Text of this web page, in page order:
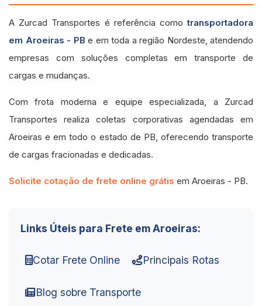
A Zurcad Transportes é referência comotransportadora
em Aroeiras - PB e em toda a região Nordeste, atendendo
empresas com soluções completas em transporte de
cargas e mudanças.
Com frota moderna e equipe especializada, a Zurcad
Transportes realiza coletas corporativas agendadas em
Aroeiras e em todo o estado de PB, oferecendo transporte
de cargas fracionadas e dedicadas.
Solicite cotação de frete online grátis em Aroeiras - PB.
Links Úteis para Frete em Aroeiras:
Cotar Frete Online Principais Rotas
Blog sobre Transporte